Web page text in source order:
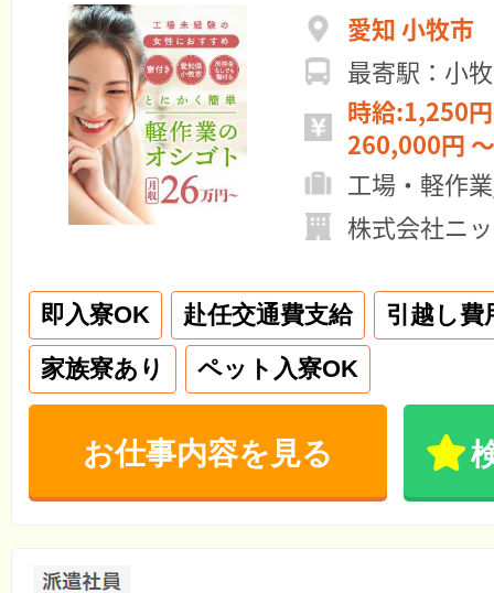
愛知 小牧市
最寄駅：小
時給:1,250
260,000円
工場・軽作
株式会社ニ
即入寮OK 赴任交通費支給
引越し費
家族寮あり
ペット入寮OK
お仕事内容を見る